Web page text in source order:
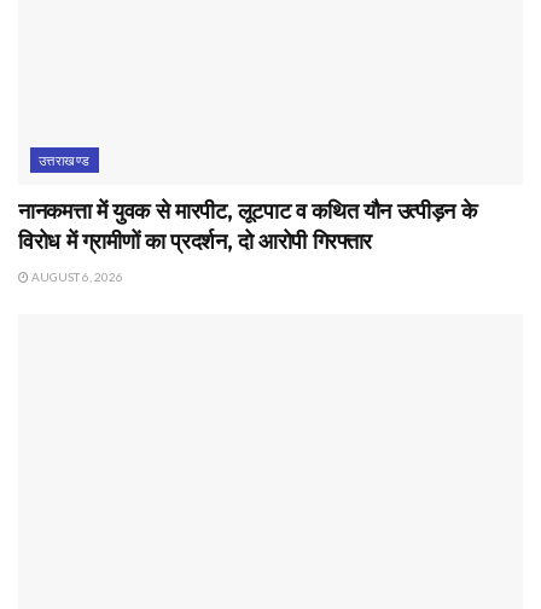
उत्तराखण्ड
नानकमत्ता में युवक से मारपीट, लूटपाट व कथित यौन उत्पीड़न के
विरोध में ग्रामीणों का प्रदर्शन, दो आरोपी गिरफ्तार
AUGUST 6, 2026